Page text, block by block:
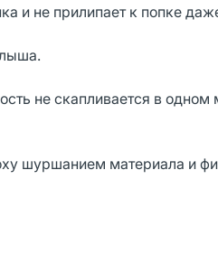
и не прилипает к попке
не скапливается в одном
шуршанием материала и